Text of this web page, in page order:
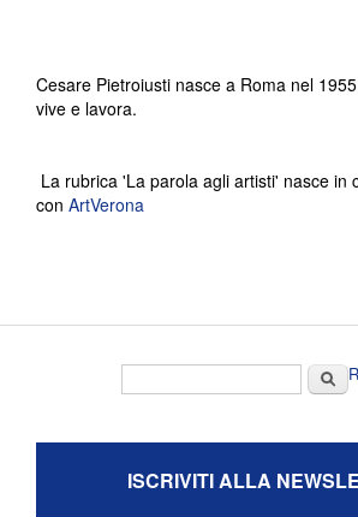
Cesare Pietroiusti nasce a Roma nel
vive e lavora.
La rubrica 'La parola agli artisti' nasce in
con ArtVerona
Cerca
ISCRIVITI ALLA